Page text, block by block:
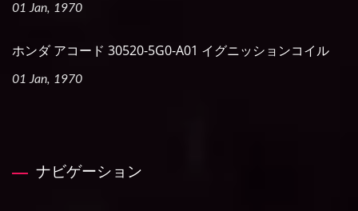
01 Jan, 1970
ホンダ アコード 30520-5G0-A01 イグニッションコイル
01 Jan, 1970
ナビゲーション